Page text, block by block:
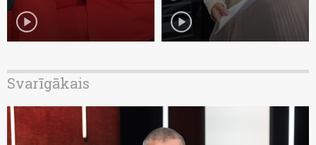
play_circle play_circle
Svarīgākais